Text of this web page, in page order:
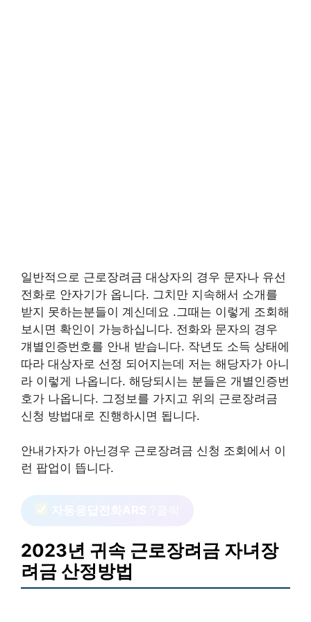
일반적으로 근로장려금 대상자의 경우 문자나 유선
전화로 안자기가 옵니다. 그치만 지속해서 소개를
받지 못하는분들이 계신데요 .그때는 이렇게 조회해
보시면 확인이 가능하십니다. 전화와 문자의 경우
걔별인증번호를 안내 받습니다. 작년도 소득 상태에
따라 대상자로 선정 되어지는데 저는 해당자가 아니
라 이렇게 나옵니다. 해당되시는 분들은 개별인증번
호가 나옵니다. 그정보를 가지고 위의 근로장려금
신청 방법대로 진행하시면 됩니다.
안내가자가 아닌경우 근로장려금 신청 조회에서 이
런 팝업이 뜹니다.
2023년 귀속 근로장려금 자녀장
려금 산정방법